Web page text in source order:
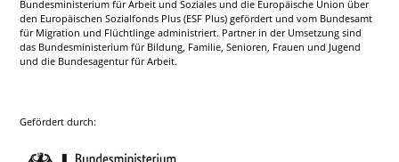
Bundesministerium für Arbeit und Soziales und die Europäische Union über
den Europäischen Sozialfonds Plus (ESF Plus) gefördert und vom Bundesamt
für Migration und Flüchtlinge administriert. Partner in der Umsetzung sind
das Bundesministerium für Bildung, Familie, Senioren, Frauen und Jugend
und die Bundesagentur für Arbeit.
Gefördert durch: